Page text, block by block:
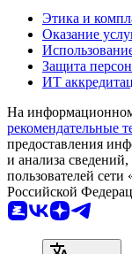
Этика и
Оказание
Защита
ИТ
На
рекомендательные
предоставления
и анализа
пользователей
Российской